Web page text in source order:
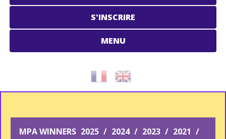
S'INSCRIRE
MENU
MPA WINNERS 2025 / 2024 / 2023 / 2021 /